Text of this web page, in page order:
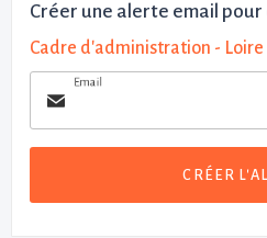
Créer une alerte email
Cadre d'administration - Loire
Email
CRÉER